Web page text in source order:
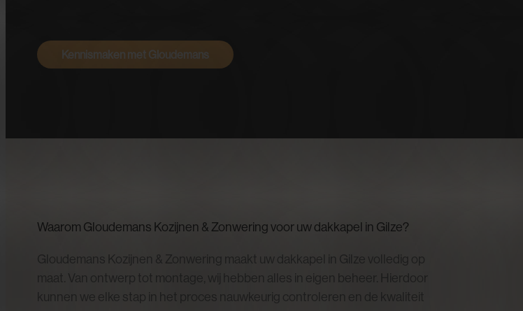
Kennismaken met Gloudemans
Waarom Gloudemans Kozijnen & Zonwering voor uw dakkapel in Gilze?
Gloudemans Kozijnen & Zonwering maakt uw dakkapel in Gilze volledig op
maat. Van ontwerp tot montage, wij hebben alles in eigen beheer. Hierdoor
kunnen we elke stap in het proces nauwkeurig controleren en de kwaliteit